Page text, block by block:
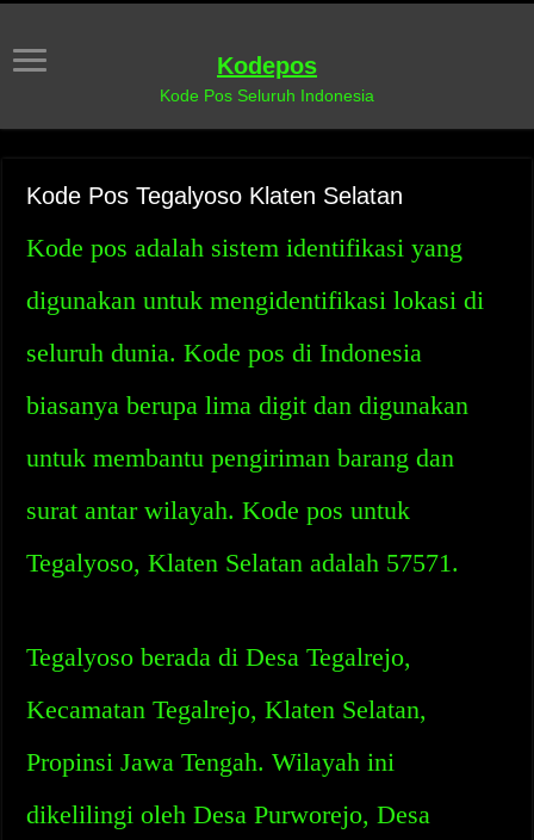
Kodepos
Kode Pos Seluruh Indonesia
Kode Pos Tegalyoso Klaten Selatan
Kode pos adalah sistem identifikasi yang
digunakan untuk mengidentifikasi lokasi di
seluruh dunia. Kode pos di Indonesia
biasanya berupa lima digit dan digunakan
untuk membantu pengiriman barang dan
surat antar wilayah. Kode pos untuk
Tegalyoso, Klaten Selatan adalah 57571.
Tegalyoso berada di Desa Tegalrejo,
Kecamatan Tegalrejo, Klaten Selatan,
Propinsi Jawa Tengah. Wilayah ini
dikelilingi oleh Desa Purworejo, Desa